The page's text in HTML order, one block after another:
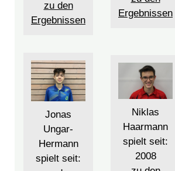
zu den
Ergebnissen
Ergebnissen
Jonas
Ungar-
Hermann
spielt seit:
Niklas
Haarmann
spielt seit:
2008